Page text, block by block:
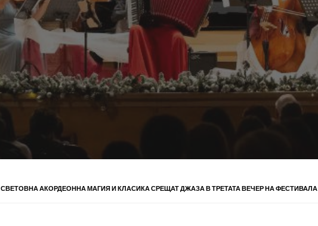
СВЕТОВНА АКОРДЕОННА МАГИЯ И КЛАСИКА СРЕЩАТ ДЖАЗА В ТРЕТАТА ВЕЧЕР НА ФЕСТИВАЛА